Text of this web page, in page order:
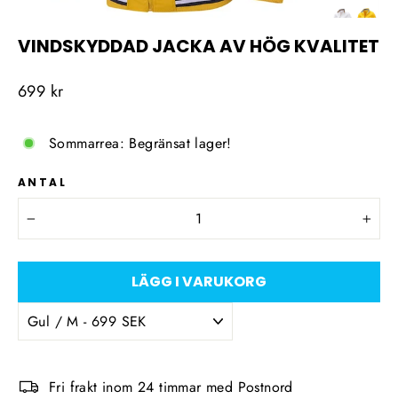
VINDSKYDDAD JACKA AV HÖG KVALITET
Ordinarie
699 kr
Sommarrea: Begränsat lager!
ANTAL
+
LÄGG I VARUKORG
Fri frakt inom 24 timmar med Postnord